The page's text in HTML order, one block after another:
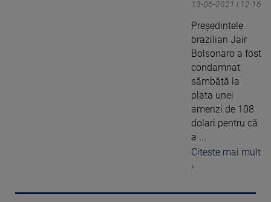
13-06-2021 | 12:16
Preşedintele
brazilian Jair
Bolsonaro a fost
condamnat
sâmbătă la
plata unei
amenzi de 108
dolari pentru că
a ...
Citeste mai mult
›